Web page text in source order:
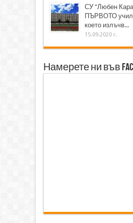
СУ "Любен
ПЪРВОТО
което излъчв...
15.09.2020 г.
Намерете ни във